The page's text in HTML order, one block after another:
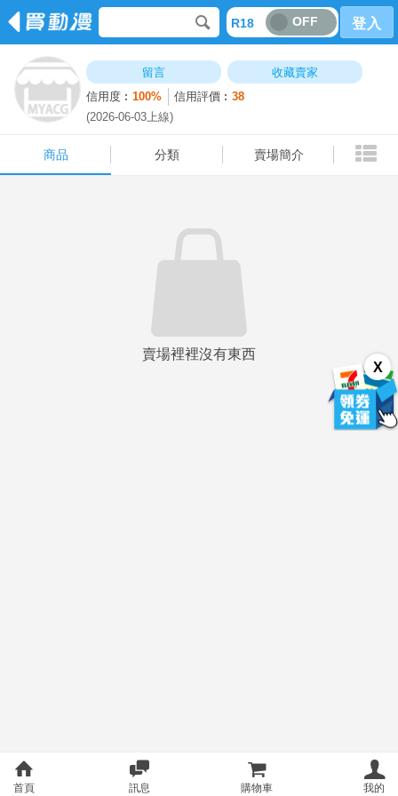
R18 OFF 登入
留言
收藏賣家
信用度︰100% 信用評價︰38
(2026-06-03上線)
商品 分類 賣場簡介
X
賣場裡裡沒有東西
商品 分類 賣場簡介
首頁 訊息 購物車 我的